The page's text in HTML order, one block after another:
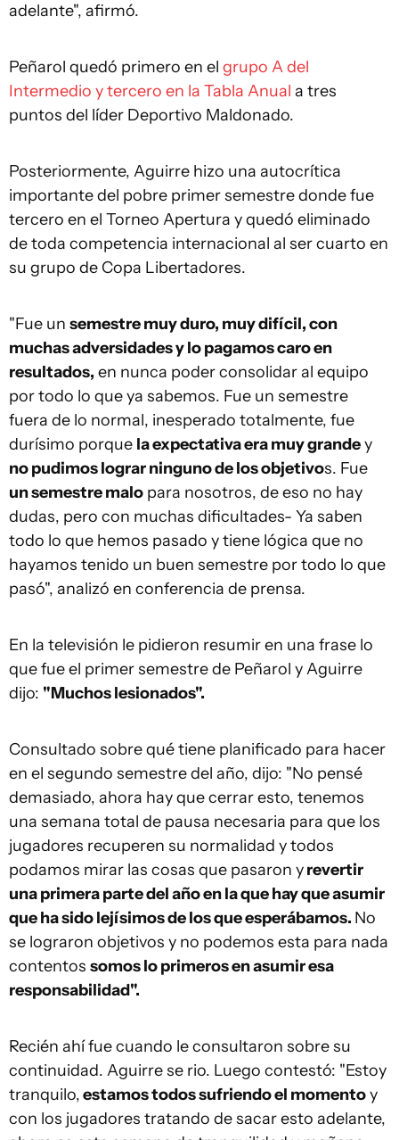
adelante", afirmó.
Peñarol quedó primero en el grupo A del
Intermedio y tercero en la Tabla Anual a tres
puntos del líder Deportivo Maldonado.
Posteriormente, Aguirre hizo una autocrítica
importante del pobre primer semestre donde fue
tercero en el Torneo Apertura y quedó eliminado
de toda competencia internacional al ser cuarto en
su grupo de Copa Libertadores.
"Fue un semestre muy duro, muy difícil, con
muchas adversidades y lo pagamos caro en
resultados, en nunca poder consolidar al equipo
por todo lo que ya sabemos. Fue un semestre
fuera de lo normal, inesperado totalmente, fue
durísimo porque la expectativa era muy grandey
no pudimos lograr ninguno de los objetivos. Fue
un semestre malo para nosotros, de eso no hay
dudas, pero con muchas dificultades- Ya saben
todo lo que hemos pasado y tiene lógica que no
hayamos tenido un buen semestre por todo lo que
pasó", analizó en conferencia de prensa.
En la televisión le pidieron resumir en una frase lo
que fue el primer semestre de Peñarol y Aguirre
dijo: "Muchos lesionados".
Consultado sobre qué tiene planificado para hacer
en el segundo semestre del año, dijo: "No pensé
demasiado, ahora hay que cerrar esto, tenemos
una semana total de pausa necesaria para que los
jugadores recuperen su normalidad y todos
podamos mirar las cosas que pasaron yrevertir
una primera parte del año en la que hay que asumir
que ha sido lejísimos de los que esperábamos. No
se lograron objetivos y no podemos esta para nada
contentos somos lo primeros en asumir esa
responsabilidad".
Recién ahí fue cuando le consultaron sobre su
continuidad. Aguirre se rio. Luego contestó: "Estoy
tranquilo,estamos todos sufriendo el momentoy
con los jugadores tratando de sacar esto adelante,